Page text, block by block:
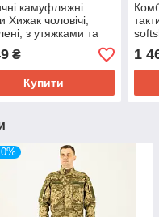
камуфляжні
Хижак чоловічі,
з утяжками та
44
₴
Купити
1